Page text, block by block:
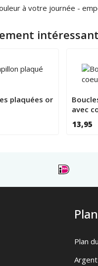
à votre journée -
plaquées or
avec
13,95
Plan